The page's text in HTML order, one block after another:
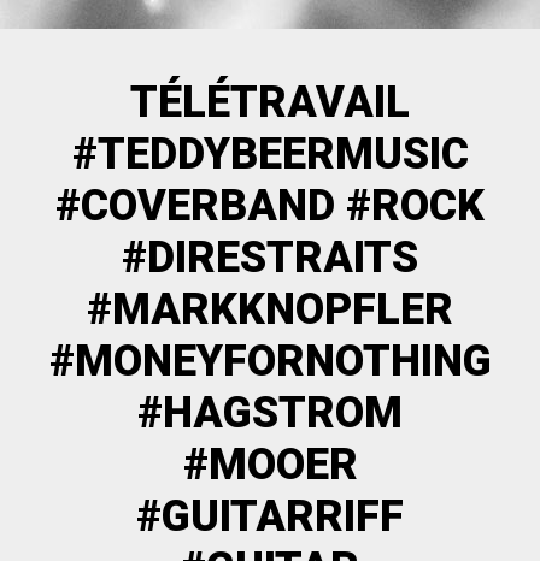
TÉLÉTRAVAIL
#TEDDYBEERMUSIC
#COVERBAND #ROCK
#DIRESTRAITS
#MARKKNOPFLER
#MONEYFORNOTHING
#HAGSTROM
#MOOER
#GUITARRIFF